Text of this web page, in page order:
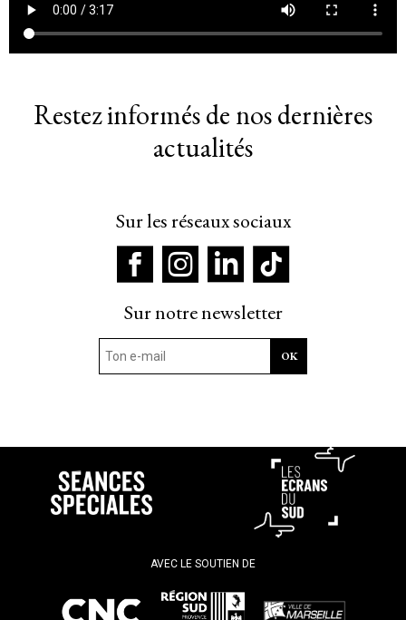
Restez informés de nos dernières
actualités
Sur les réseaux sociaux
Sur notre newsletter
AVEC LE SOUTIEN DE